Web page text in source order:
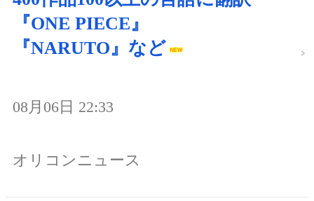
『ONE PIECE』
『NARUTO』など
08月06日 22:33
オリコンニュース